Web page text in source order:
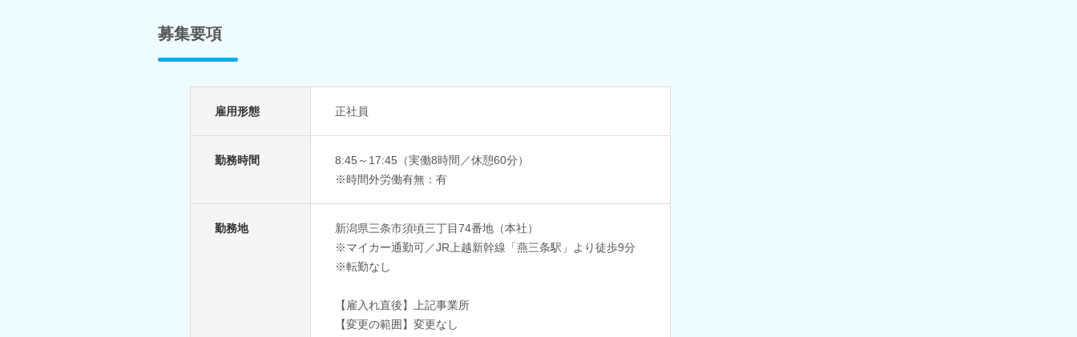
募集要項
雇用形態 正社員
勤務時間
8:45～17:45（実働8時間／休憩60分）
※時間外労働有無：有
勤務地
新潟県三条市須頃三丁目74番地（本社）
※マイカー通勤可／JR上越新幹線「燕三条駅」より徒歩9分
※転勤なし
【雇入れ直後】上記事業所
【変更の範囲】変更なし